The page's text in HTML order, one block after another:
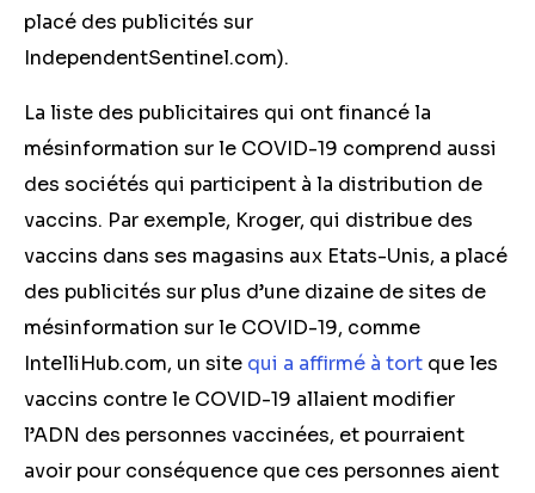
placé des publicités sur
IndependentSentinel.com).
La liste des publicitaires qui ont financé la
mésinformation sur le COVID-19 comprend aussi
des sociétés qui participent à la distribution de
vaccins. Par exemple, Kroger, qui distribue des
vaccins dans ses magasins aux Etats-Unis, a placé
des publicités sur plus d’une dizaine de sites de
mésinformation sur le COVID-19, comme
IntelliHub.com, un site qui a affirmé à tort que les
vaccins contre le COVID-19 allaient modifier
l’ADN des personnes vaccinées, et pourraient
avoir pour conséquence que ces personnes aient